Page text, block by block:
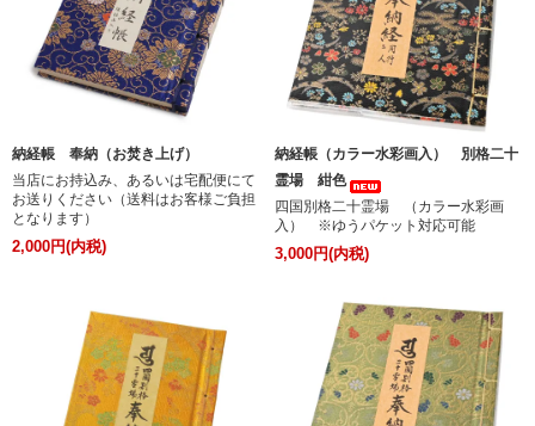
納経帳 奉納（お焚き上げ）
当店にお持込み、あるいは宅配便にて
お送りください（送料はお客様ご負担
となります）
2,000円(内税)
納経帳（カラー水彩画入） 別格二十
霊場 紺色
四国別格二十霊場 （カラー水彩画
入） ※ゆうパケット対応可能
3,000円(内税)